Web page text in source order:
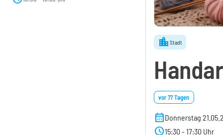
location_city Stadt
vor 77 Tagen
calendar_monthDonnerstag
schedule15:30 - 17:30 Uhr